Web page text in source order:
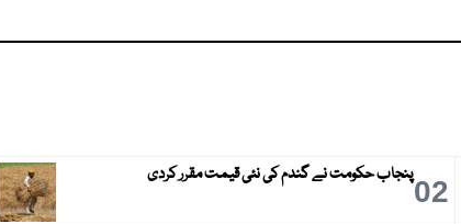
02پنجاب حکومت نے گندم کی نئی قیمت مقرر کردی